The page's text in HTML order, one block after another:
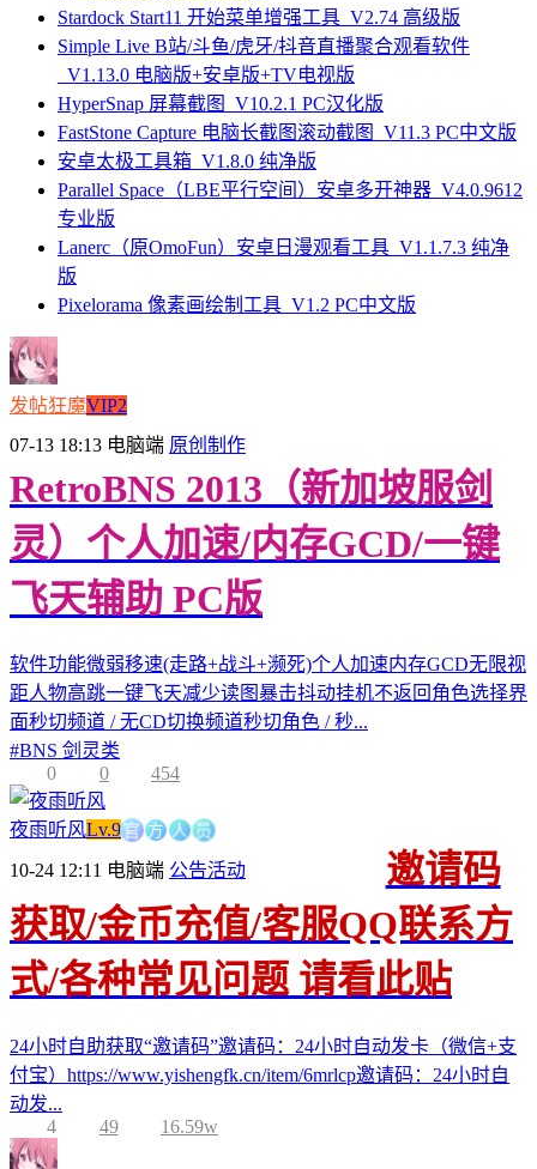
Stardock Start11 开始菜单增强工具_V2.74 高级版
Simple Live B站/斗鱼/虎牙/抖音直播聚合观看软件
_V1.13.0 电脑版+安卓版+TV电视版
HyperSnap 屏幕截图_V10.2.1 PC汉化版
FastStone Capture 电脑长截图滚动截图_V11.3 PC中文版
安卓太极工具箱_V1.8.0 纯净版
Parallel Space（LBE平行空间）安卓多开神器_V4.0.9612
专业版
Lanerc（原OmoFun）安卓日漫观看工具_V1.1.7.3 纯净
版
Pixelorama 像素画绘制工具_V1.2 PC中文版
发帖狂魔VIP2
07-13 18:13 电脑端 原创制作
RetroBNS 2013（新加坡服剑
灵）个人加速/内存GCD/一键
飞天辅助 PC版
软件功能微弱移速(走路+战斗+濒死)个人加速内存GCD无限视
距人物高跳一键飞天减少读图暴击抖动挂机不返回角色选择界
面秒切频道 / 无CD切换频道秒切角色 / 秒...
#BNS 剑灵类
0
0 454
夜雨听风Lv.9官方人员
10-24 12:11 电脑端 公告活动
邀请码
获取/金币充值/客服QQ联系方
式/各种常见问题 请看此贴
24小时自助获取“邀请码”邀请码：24小时自动发卡（微信+支
付宝）https://www.yishengfk.cn/item/6mrlcp邀请码：24小时自
动发...
4
49 16.59w